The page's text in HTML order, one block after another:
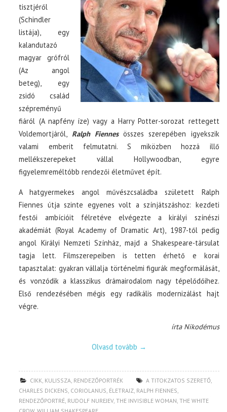
tisztjéről
(Schindler
listája), egy
kalandutazó
magyar grófról
(Az angol
beteg), egy
zsidó család
szépreményű
fiáról (A napfény íze) vagy a Harry Potter-sorozat rettegett
Voldemortjáról, Ralph Fiennesösszes szerepében igyekszik
valami emberit felmutatni. S miközben hozzá illő
mellékszerepeket vállal Hollywoodban, egyre
figyelemreméltóbb rendezői életművet épít.
A hatgyermekes angol művészcsaládba született Ralph
Fiennes útja szinte egyenes volt a színjátszáshoz: kezdeti
festői ambícióit félretéve elvégezte a királyi színészi
akadémiát (Royal Academy of Dramatic Art), 1987-től pedig
angol Királyi Nemzeti Színház, majd a Shakespeare-társulat
tagja lett. Filmszerepeiben is tetten érhető e korai
tapasztalat: gyakran vállalja történelmi figurák megformálását,
és vonzódik a klasszikus drámairodalom nagy tépelődőihez.
Első rendezésében mégis egy radikális modernizálást hajt
végre.
írta Nikodémus
Olvasd tovább →
CIKK, KULISSZA, RENDEZŐPORTRÉK A TITOKZATOS SZERETŐ,
CHARLES DICKENS, CORIOLANUS, ÉLETRAJZ, RALPH FIENNES,
RENDEZŐPORTRÉ, RUDOLF NUREJEV,THE INVISIBLE WOMAN,THE WHITE